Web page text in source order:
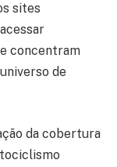
sites
concentram
de
da cobertura